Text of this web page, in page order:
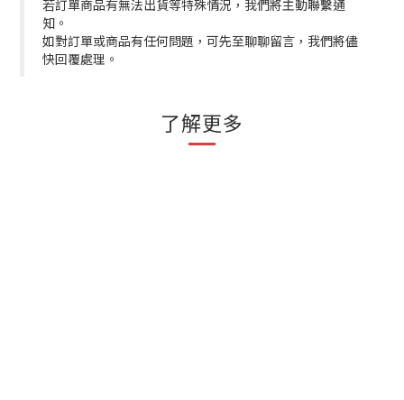
若訂單商品有無法出貨等特殊情況，我們將主動聯繫通
知。
如對訂單或商品有任何問題，可先至聊聊留言，我們將儘
快回覆處理。
了解更多